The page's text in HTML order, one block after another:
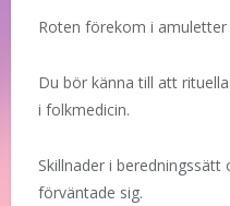
Roten förekom i amuletter
Du bör känna till att
i folkmedicin.
Skillnader i
förväntade sig.